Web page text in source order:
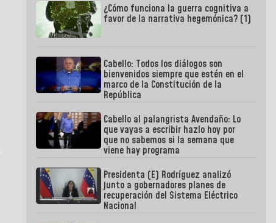
¿Cómo funciona la guerra cognitiva a
favor de la narrativa hegemónica? (1)
Cabello: Todos los diálogos son
bienvenidos siempre que estén en el
marco de la Constitución de la
República
Cabello al palangrista Avendaño: Lo
que vayas a escribir hazlo hoy por
que no sabemos si la semana que
viene hay programa
Presidenta (E) Rodríguez analizó
junto a gobernadores planes de
recuperación del Sistema Eléctrico
Nacional